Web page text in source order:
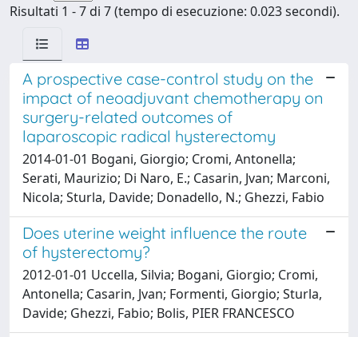
Risultati 1 - 7 di 7 (tempo di esecuzione: 0.023 secondi).
A prospective case-control study on the
impact of neoadjuvant chemotherapy on
surgery-related outcomes of
laparoscopic radical hysterectomy
2014-01-01 Bogani, Giorgio; Cromi, Antonella;
Serati, Maurizio; Di Naro, E.; Casarin, Jvan; Marconi,
Nicola; Sturla, Davide; Donadello, N.; Ghezzi, Fabio
Does uterine weight influence the route
of hysterectomy?
2012-01-01 Uccella, Silvia; Bogani, Giorgio; Cromi,
Antonella; Casarin, Jvan; Formenti, Giorgio; Sturla,
Davide; Ghezzi, Fabio; Bolis, PIER FRANCESCO